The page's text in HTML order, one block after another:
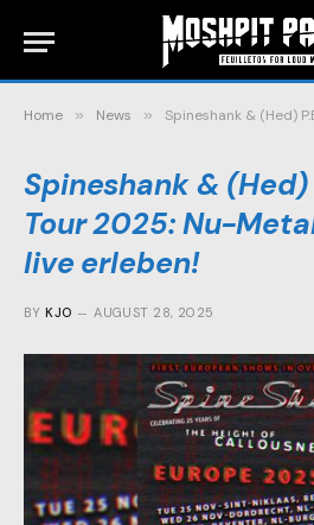
Home » News » Spineshank & (Hed) P.E. Europa-
Spineshank & (Hed)
Tour 2025: Nu-
live erleben!
BY KJO AUGUST 28, 2025